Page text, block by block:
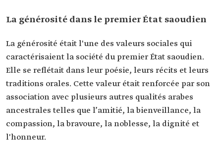
La générosité dans le premier État saoudien
La générosité était l'une des valeurs sociales qui
caractérisaient la société du premier État saoudien.
Elle se reflétait dans leur poésie, leurs récits et leurs
traditions orales. Cette valeur était renforcée par son
association avec plusieurs autres qualités arabes
ancestrales telles que l’amitié, la bienveillance, la
compassion, la bravoure, la noblesse, la dignité et
l'honneur.